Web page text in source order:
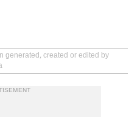
generated, created or edited by